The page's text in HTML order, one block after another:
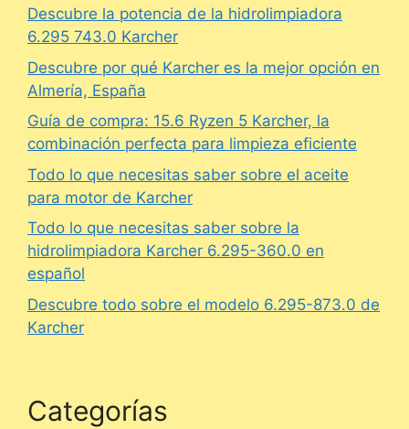
Descubre la potencia de la hidrolimpiadora
6.295 743.0 Karcher
Descubre por qué Karcher es la mejor opción en
Almería, España
Guía de compra: 15.6 Ryzen 5 Karcher, la
combinación perfecta para limpieza eficiente
Todo lo que necesitas saber sobre el aceite
para motor de Karcher
Todo lo que necesitas saber sobre la
hidrolimpiadora Karcher 6.295-360.0 en
español
Descubre todo sobre el modelo 6.295-873.0 de
Karcher
Categorías